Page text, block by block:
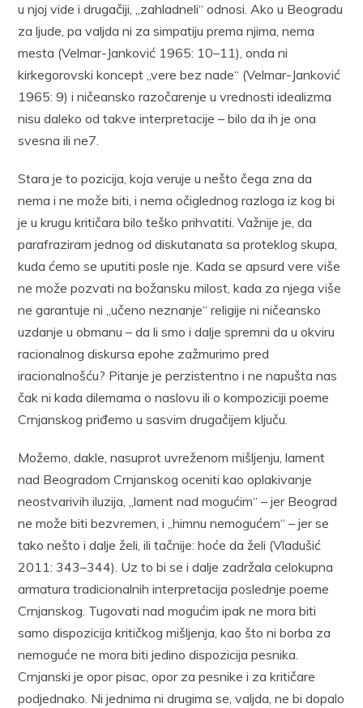
u njoj vide i drugačiji, „zahladneli“ odnosi. Ako u Beogradu
za ljude, pa valjda ni za simpatiju prema njima, nema
mesta (Velmar-Janković 1965: 10–11), onda ni
kirkegorovski koncept „vere bez nade“ (Velmar-Janković
1965: 9) i ničeansko razočarenje u vrednosti idealizma
nisu daleko od takve interpretacije – bilo da ih je ona
svesna ili ne7.
Stara je to pozicija, koja veruje u nešto čega zna da
nema i ne može biti, i nema očiglednog razloga iz kog bi
je u krugu kritičara bilo teško prihvatiti. Važnije je, da
parafraziram jednog od diskutanata sa proteklog skupa,
kuda ćemo se uputiti posle nje. Kada se apsurd vere više
ne može pozvati na božansku milost, kada za njega više
ne garantuje ni „učeno neznanje“ religije ni ničeansko
uzdanje u obmanu – da li smo i dalje spremni da u okviru
racionalnog diskursa epohe zažmurimo pred
iracionalnošću? Pitanje je perzistentno i ne napušta nas
čak ni kada dilemama o naslovu ili o kompoziciji poeme
Crnjanskog priđemo u sasvim drugačijem ključu.
Možemo, dakle, nasuprot uvreženom mišljenju, lament
nad Beogradom Crnjanskog oceniti kao oplakivanje
neostvarivih iluzija, „lament nad mogućim“ – jer Beograd
ne može biti bezvremen, i „himnu nemogućem“ – jer se
tako nešto i dalje želi, ili tačnije: hoće da želi (Vladušić
2011: 343–344). Uz to bi se i dalje zadržala celokupna
armatura tradicionalnih interpretacija poslednje poeme
Crnjanskog. Tugovati nad mogućim ipak ne mora biti
samo dispozicija kritičkog mišljenja, kao što ni borba za
nemoguće ne mora biti jedino dispozicija pesnika.
Crnjanski je opor pisac, opor za pesnike i za kritičare
podjednako. Ni jednima ni drugima se, valjda, ne bi dopalo